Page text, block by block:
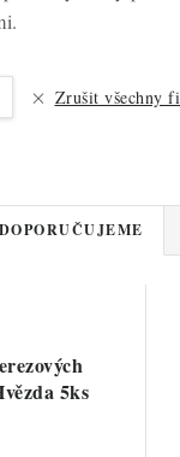
Zrušit všechny
Ř
DOPORUČUJEME
5ks